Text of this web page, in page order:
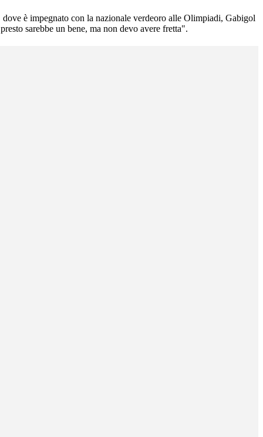
è impegnato con la nazionale verdeoro alle Olimpiadi, Gabigol
sarebbe un bene, ma non devo avere fretta".